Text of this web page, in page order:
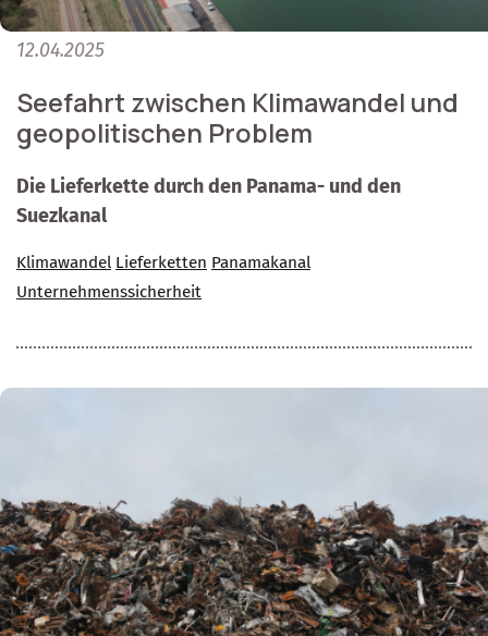
12.04.2025
Seefahrt zwischen Klimawandel und
geopolitischen Problem
Die Lieferkette durch den Panama- und den
Suezkanal
Klimawandel Lieferketten Panamakanal
Unternehmenssicherheit